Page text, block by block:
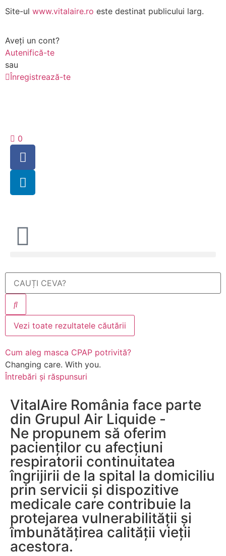
Site-ul www.vitalaire.ro este destinat publicului larg.
Aveți un cont?
Autenifică-te
sau
Înregistrează-te
0
Vezi toate rezultatele căutării
Cum aleg masca CPAP potrivită?
Changing care. With you.
Întrebări și răspunsuri
VitalAire România face parte
din Grupul Air Liquide -
Ne propunem să oferim
pacienților cu afecțiuni
respiratorii continuitatea
îngrijirii de la spital la domiciliu
prin servicii și dispozitive
medicale care contribuie la
protejarea vulnerabilității și
îmbunătățirea calității vieții
acestora.